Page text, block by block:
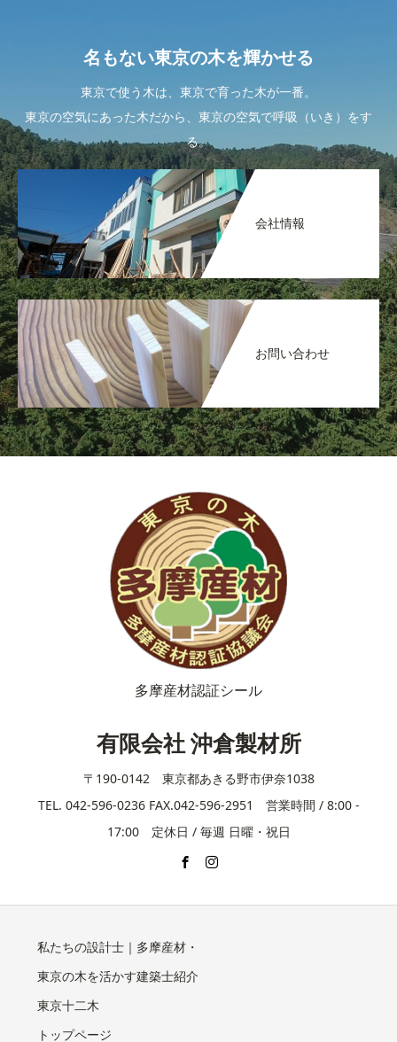
名もない東京の木を輝かせる
東京で使う木は、東京で育った木が一番。
東京の空気にあった木だから、東京の空気で呼吸（いき）をす
る。
会社情報
お問い合わせ
多摩産材認証シール
有限会社 沖倉製材所
〒190-0142 東京都あきる野市伊奈1038
TEL. 042-596-0236 FAX.042-596-2951 営業時間 / 8:00 -
17:00 定休日 / 毎週 日曜・祝日
私たちの設計士｜多摩産材・
東京の木を活かす建築士紹介
東京十二木
トップページ